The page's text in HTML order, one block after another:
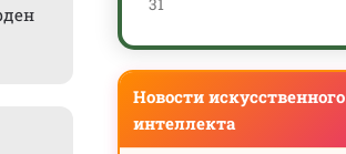
Новости искусственного
интеллекта